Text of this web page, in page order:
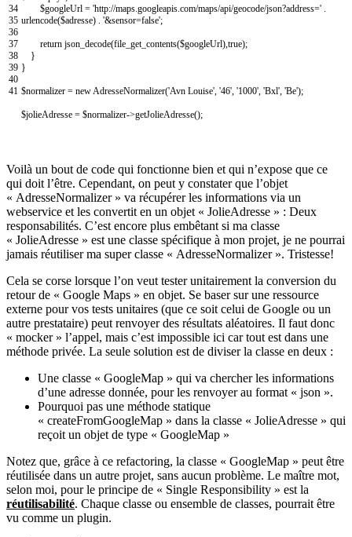
34
35
36
37
38
39
40
41
$googleUrl = 'http://maps.googleapis.com/maps/api/geocode/json?address=' .
urlencode($adresse) . '&sensor=false';
return json_decode(file_get_contents($googleUrl),true);
}
}
$normalizer = newAdresseNormalizer('Avn Louise', '46', '1000', 'Bxl', 'Be');
$jolieAdresse = $normalizer->getJolieAdresse();
Voilà un bout de code qui fonctionne bien et qui n’expose que ce
qui doit l’être. Cependant, on peut y constater que l’objet
« AdresseNormalizer » va récupérer les informations via un
webservice et les convertit en un objet « JolieAdresse » : Deux
responsabilités. C’est encore plus embêtant si ma classe
« JolieAdresse » est une classe spécifique à mon projet, je ne pourrai
jamais réutiliser ma super classe « AdresseNormalizer ». Tristesse!
Cela se corse lorsque l’on veut tester unitairement la conversion du
retour de « Google Maps » en objet. Se baser sur une ressource
externe pour vos tests unitaires (que ce soit celui de Google ou un
autre prestataire) peut renvoyer des résultats aléatoires. Il faut donc
« mocker » l’appel, mais c’est impossible ici car tout est dans une
méthode privée. La seule solution est de diviser la classe en deux :
Une classe « GoogleMap » qui va chercher les informations
d’une adresse donnée, pour les renvoyer au format « json ».
Pourquoi pas une méthode statique
« createFromGoogleMap » dans la classe « JolieAdresse » qui
reçoit un objet de type « GoogleMap »
Notez que, grâce à ce refactoring, la classe « GoogleMap » peut être
réutilisée dans un autre projet, sans aucun problème. Le maître mot,
selon moi, pour le principe de « Single Responsibility » est la
réutilisabilité. Chaque classe ou ensemble de classes, pourrait être
vu comme un plugin.